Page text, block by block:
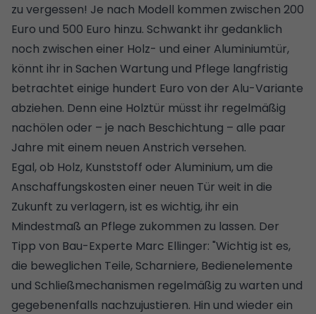
zu vergessen! Je nach Modell kommen zwischen 200
Euro und 500 Euro hinzu. Schwankt ihr gedanklich
noch zwischen einer Holz- und einer Aluminiumtür,
könnt ihr in Sachen Wartung und Pflege langfristig
betrachtet einige hundert Euro von der Alu-Variante
abziehen. Denn eine Holztür müsst ihr regelmäßig
nachölen oder – je nach Beschichtung – alle paar
Jahre mit einem neuen Anstrich versehen.
Egal, ob Holz, Kunststoff oder Aluminium, um die
Anschaffungskosten einer neuen Tür weit in die
Zukunft zu verlagern, ist es wichtig, ihr ein
Mindestmaß an Pflege zukommen zu lassen. Der
Tipp von Bau-Experte Marc Ellinger: "Wichtig ist es,
die beweglichen Teile, Scharniere, Bedienelemente
und Schließmechanismen regelmäßig zu warten und
gegebenenfalls nachzujustieren. Hin und wieder ein